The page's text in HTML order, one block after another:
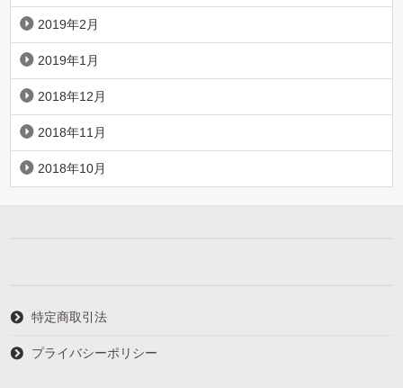
2019年2月
2019年1月
2018年12月
2018年11月
2018年10月
特定商取引法
プライバシーポリシー